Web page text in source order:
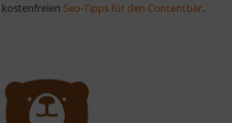
Seo-Tipps für den Contentbär.